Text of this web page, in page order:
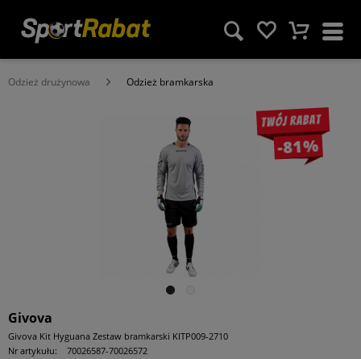
Odzież drużynowa Odzież bramkarska
Twój rabat
-81%
Givova
Givova Kit Hyguana Zestaw bramkarski KITP009-2710
Nr artykułu:
70026587-70026572